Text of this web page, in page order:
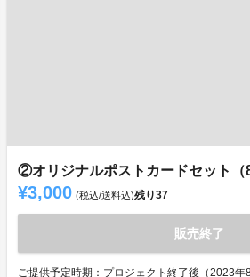
②オリジナルポストカードセット（8
¥3,000 (税込/送料込)残り37
販売終了
ご提供予定時期：プロジェクト終了後（2023年